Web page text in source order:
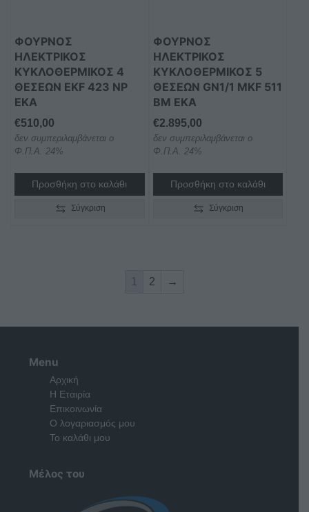
ΦΟΥΡΝΟΣ
ΗΛΕΚΤΡΙΚΟΣ
ΚΥΚΛΟΘΕΡΜΙΚΟΣ 4
ΘΕΣΕΩΝ EKF 423 NP
EKA
€510,00
δεν συμπεριλαμβάνεται ο
Φ.Π.Α. 24%
Προσθήκη στο καλάθι
Σύγκριση
ΦΟΥΡΝΟΣ
ΗΛΕΚΤΡΙΚΟΣ
ΚΥΚΛΟΘΕΡΜΙΚΟΣ 5
ΘΕΣΕΩΝ GN1/1 MKF 511
BM EKA
€2.895,00
δεν συμπεριλαμβάνεται ο
Φ.Π.Α. 24%
Προσθήκη στο καλάθι
Σύγκριση
1 2 →
Menu
Αρχική
Η Εταιρία
Επικοινωνία
Ο λογαριασμός μου
Το καλάθι μου
Μέλος του